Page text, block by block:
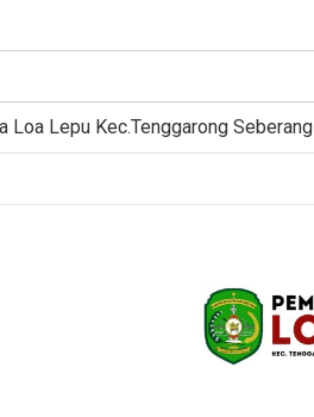
Loa Lepu Kec.Tenggarong Seberang